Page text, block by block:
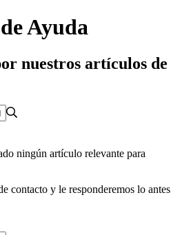
Ayuda
nuestros artículos de
ningún artículo relevante para
contacto y le responderemos lo antes